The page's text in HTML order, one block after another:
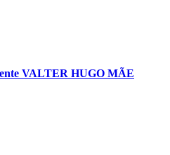
VALTER HUGO MÃE